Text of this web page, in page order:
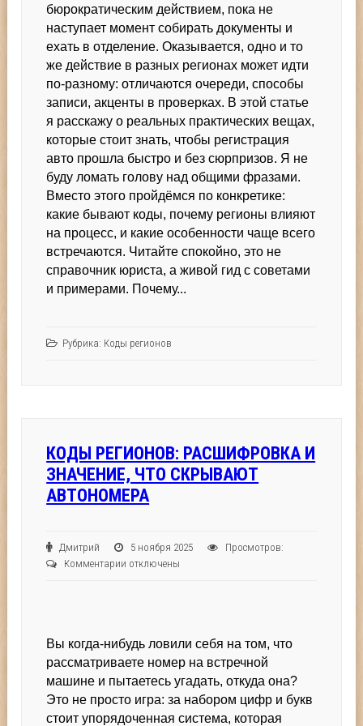
регистрации
авто
бюрократическим действием, пока не
наступает момент собирать документы и
ехать в отделение. Оказывается, одно и то
же действие в разных регионах может идти
по-разному: отличаются очереди, способы
записи, акценты в проверках. В этой статье
я расскажу о реальных практических вещах,
которые стоит знать, чтобы регистрация
авто прошла быстро и без сюрпризов. Я не
буду ломать голову над общими фразами.
Вместо этого пройдёмся по конкретике:
какие бывают коды, почему регионы влияют
на процесс, и какие особенности чаще всего
встречаются. Читайте спокойно, это не
справочник юриста, а живой гид с советами
и примерами. Почему...
Рубрика: Коды регионов
КОДЫ РЕГИОНОВ: РАСШИФРОВКА И
ЗНАЧЕНИЕ, ЧТО СКРЫВАЮТ
АВТОНОМЕРА
Дмитрий 5 ноября 2025
Просмотров:
Комментарии к
и
значение,
что
автономера
отключены
Вы когда-нибудь ловили себя на том, что
рассматриваете номер на встречной
машине и пытаетесь угадать, откуда она?
Это не просто игра: за набором цифр и букв
стоит упорядоченная система, которая